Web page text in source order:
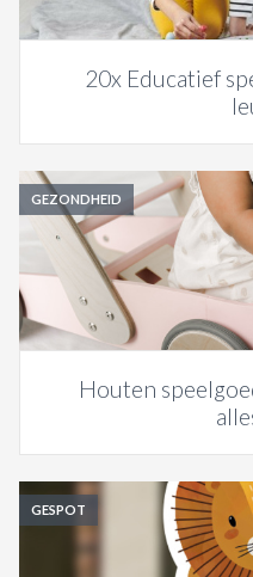
20x Educatief
GEZONDHEID
Houten
GESPOT